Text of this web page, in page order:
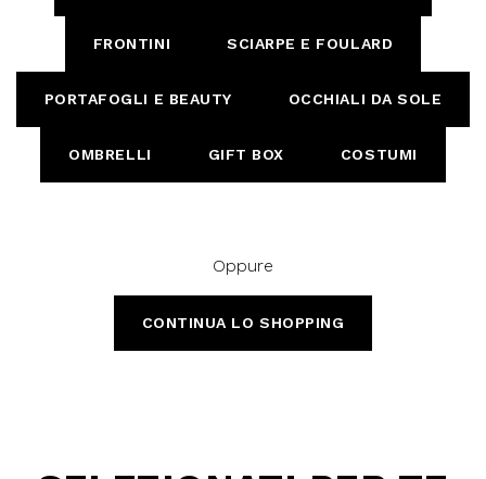
FRONTINI SCIARPE E FOULARD
PORTAFOGLI E BEAUTY OCCHIALI DA SOLE
OMBRELLI GIFT BOX COSTUMI
Oppure
CONTINUA LO SHOPPING